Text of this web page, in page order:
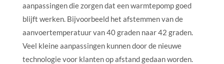
aanpassingen die zorgen dat een warmtepomp goed
blijft werken. Bijvoorbeeld het afstemmen van de
aanvoertemperatuur van 40 graden naar 42 graden.
Veel kleine aanpassingen kunnen door de nieuwe
technologie voor klanten op afstand gedaan worden.